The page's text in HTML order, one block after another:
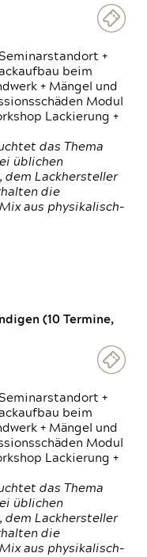
+
beim
+ Mängel und
Modul
Lackierung +
das Thema
üblichen
dem Lackhersteller
die
aus physikalisch-
(10 Termine,
+
beim
+ Mängel und
Modul
Lackierung +
das Thema
üblichen
dem Lackhersteller
die
aus physikalisch-